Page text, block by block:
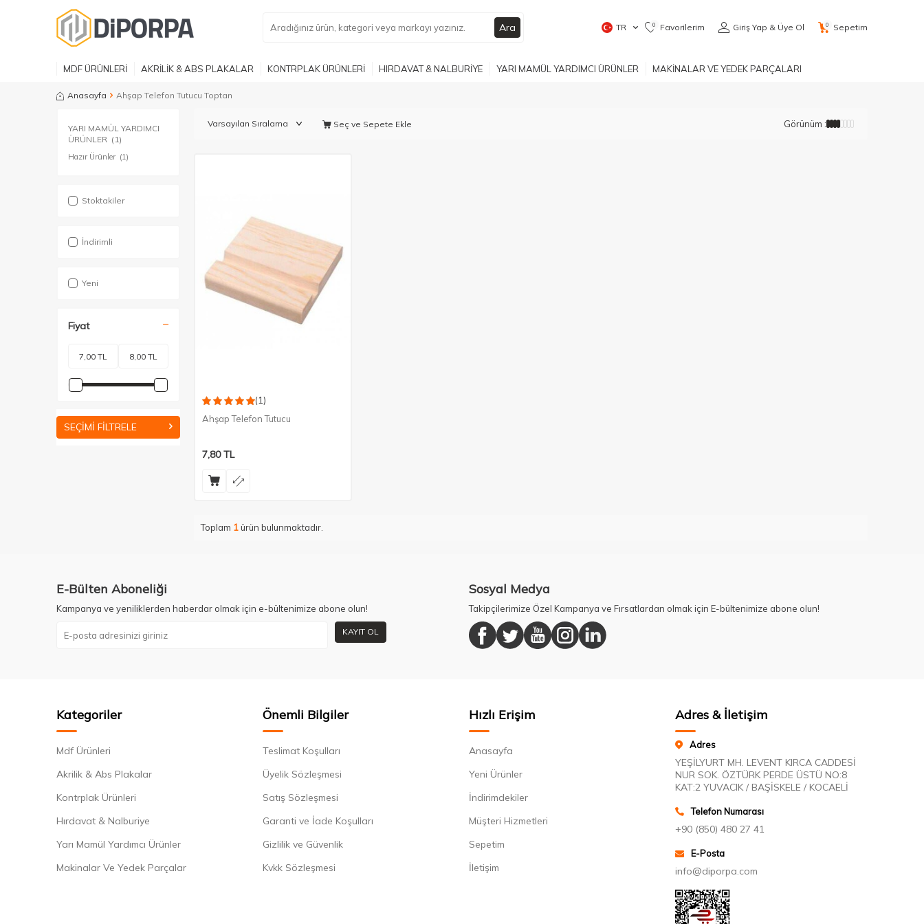
Ara TR 0 Favorilerim Giriş Yap & Üye Ol 0 Sepetim
MDF ÜRÜNLERİ AKRİLİK & ABS PLAKALAR KONTRPLAK ÜRÜNLERİ HIRDAVAT & NALBURİYE YARI MAMÜL YARDIMCI ÜRÜNLER MAKİNALAR VE YEDEK PARÇALARI
Anasayfa Ahşap Telefon Tutucu Toptan
YARI MAMÜL YARDIMCI
ÜRÜNLER (1)
Hazır Ürünler (1)
Stoktakiler
İndirimli
Yeni
Fiyat
SEÇIMI FILTRELE
Seç ve Sepete Ekle Görünüm :
(1)
Ahşap Telefon Tutucu
7,80TL
Toplam 1ürün bulunmaktadır.
E-Bülten Aboneliği
Kampanya ve yeniliklerden haberdar olmak için e-bültenimize abone olun!
KAYIT OL
Sosyal Medya
Takipçilerimize Özel Kampanya ve Fırsatlardan olmak için E-bültenimize abone olun!
Kategoriler
Mdf Ürünleri
Akrilik & Abs Plakalar
Kontrplak Ürünleri
Hırdavat & Nalburiye
Yarı Mamül Yardımcı Ürünler
Makinalar Ve Yedek Parçalar
Önemli Bilgiler
Teslimat Koşulları
Üyelik Sözleşmesi
Satış Sözleşmesi
Garanti ve İade Koşulları
Gizlilik ve Güvenlik
Kvkk Sözleşmesi
Hızlı Erişim
Anasayfa
Yeni Ürünler
İndirimdekiler
Müşteri Hizmetleri
Sepetim
İletişim
Adres & İletişim
Adres
YEŞİLYURT MH. LEVENT KIRCA CADDESİ
NUR SOK. ÖZTÜRK PERDE ÜSTÜ NO:8
KAT:2 YUVACIK / BAŞİSKELE / KOCAELİ
Telefon Numarası
+90 (850) 480 27 41
E-Posta
info@diporpa.com